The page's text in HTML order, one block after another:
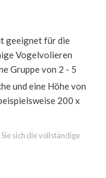
geeignet für die
Vogelvolieren
Gruppe von 2 - 5
und eine Höhe von
200 x
Sie sich die vollständige